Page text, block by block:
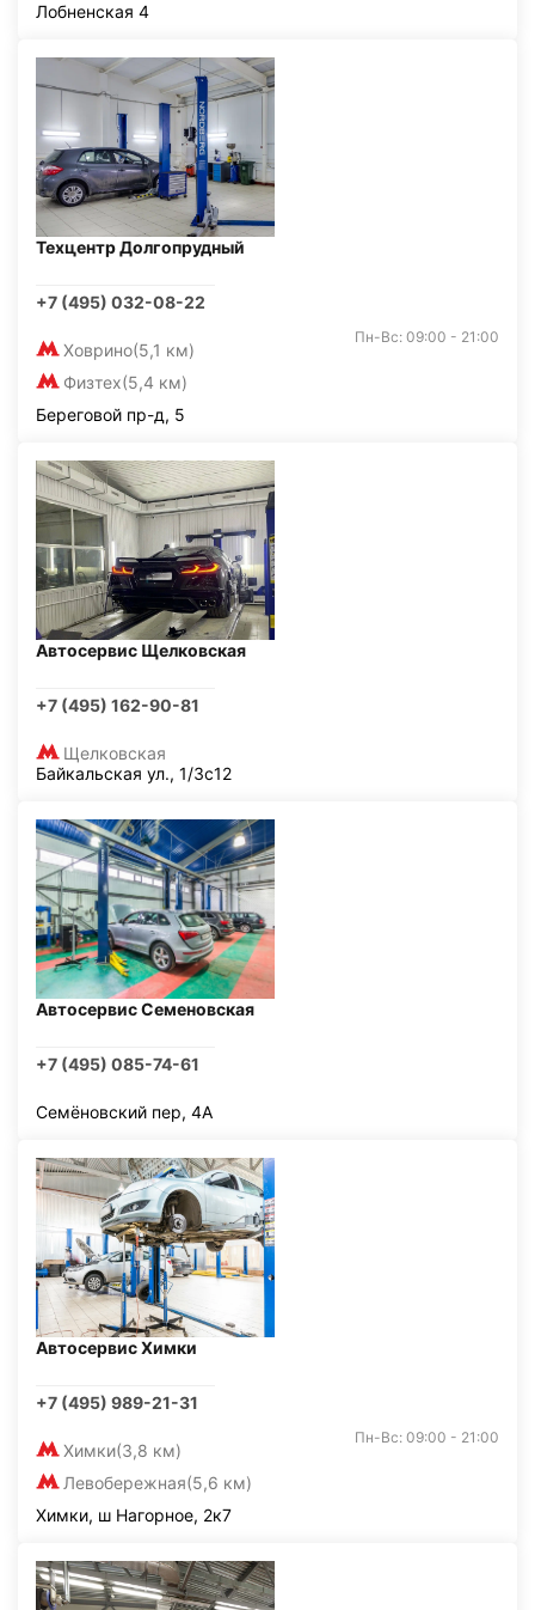
Лобненская 4
Техцентр Долгопрудный
+7 (495) 032-08-22
Ховрино(5,1 км)
Физтех(5,4 км)
Пн-Вс: 09:00 - 21:00
Береговой пр-д, 5
Автосервис Щелковская
+7 (495) 162-90-81
Щелковская
Байкальская ул., 1/3с12
Автосервис Семеновская
+7 (495) 085-74-61
Семёновский пер, 4А
Автосервис Химки
+7 (495) 989-21-31
Химки(3,8 км)
Левобережная(5,6 км)
Пн-Вс: 09:00 - 21:00
Химки, ш Нагорное, 2к7